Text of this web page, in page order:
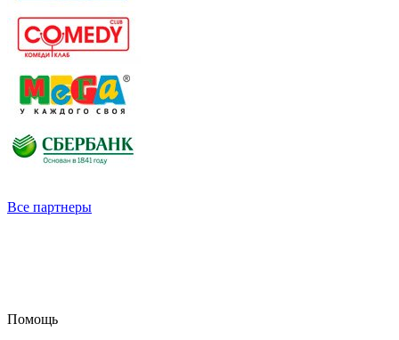
Все партнеры
Помощь